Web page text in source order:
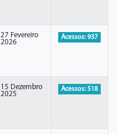
27 Fevereiro
2026
Acessos: 937
15 Dezembro
2025
Acessos: 518